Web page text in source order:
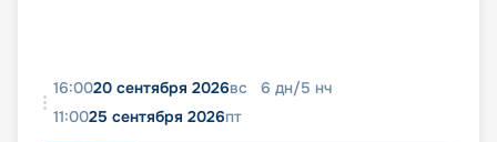
16:0020 сентября 2026вс 6 дн/5 нч
11:0025 сентября 2026пт